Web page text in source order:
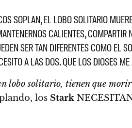
SOPLAN, EL LOBO SOLITARIO
CALIENTES, COMPARTIR
SER TAN DIFERENTES COMO EL
A LAS DOS. QUE LOS DIOSES ME
lobo solitario, tienen que
los Stark